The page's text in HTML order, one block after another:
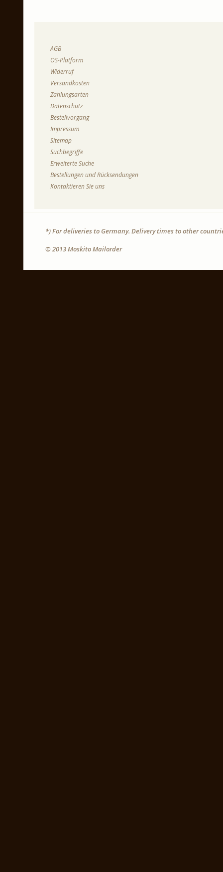
AGB
OS-Platform
Widerruf
Versandkosten
Zahlungsarten
Datenschutz
Bestellvorgang
Impressum
Sitemap
Suchbegriffe
Erweiterte Suche
Bestellungen und Rücksendungen
Kontaktieren Sie uns
*) For deliveries to Germany. Delivery times to other
© 2013 Moskito Mailorder